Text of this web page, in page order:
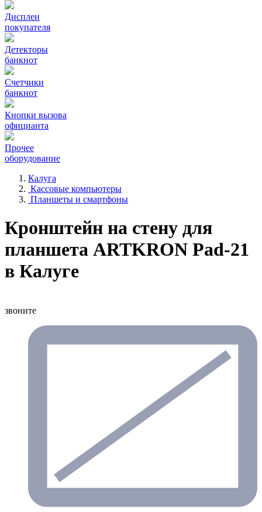
Дисплеи
покупателя
Детекторы
банкнот
Счетчики
банкнот
Кнопки вызова
официанта
Прочее
оборудование
Калуга
Кассовые компьютеры
Планшеты и смартфоны
Кронштейн на стену для
планшета ARTKRON Pad-21
в Калуге
звоните